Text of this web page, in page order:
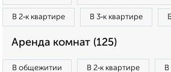
В 2‑к квартире В 3‑к квартире
Аренда комнат (125)
В общежитии В 2‑к квартире В